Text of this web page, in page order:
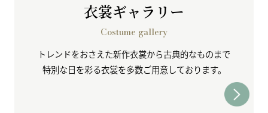
衣裳ギャラリー
Costume gallery
トレンドをおさえた新作衣裳から古典的なものまで
特別な日を彩る衣裳を多数ご用意しております。